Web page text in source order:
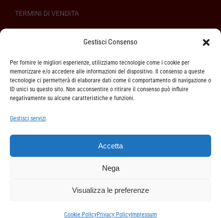
Gestisci Consenso
Per fornire le migliori esperienze, utilizziamo tecnologie come i cookie per
memorizzare e/o accedere alle informazioni del dispositivo. Il consenso a queste
tecnologie ci permetterà di elaborare dati come il comportamento di navigazione o
ID unici su questo sito. Non acconsentire o ritirare il consenso può influire
negativamente su alcune caratteristiche e funzioni.
Gestisci servizi
Accetta
Nega
Visualizza le preferenze
Cookie PolicyPrivacy Policy Impressum
TERMINI DI VENDITA
ASSISTENZA CLIENTI
SPEDIZIONI